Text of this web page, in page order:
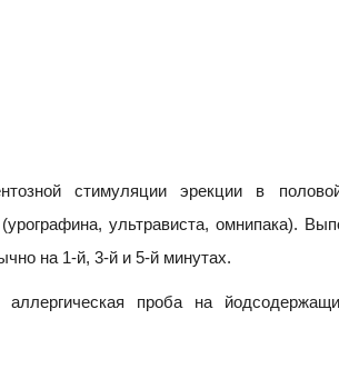
стимуляции эрекции в
ультрависта, омнипака).
на 1-й, 3-й и 5-й минутах.
проба на